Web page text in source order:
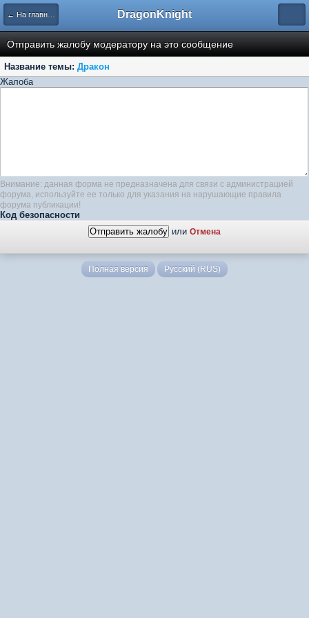
← На главную DragonKnight
Отправить жалобу модератору на это сообщение
Название темы: Дракон
Жалоба
Внимание: данная форма не предназначена для связи с администрацией
форума, используйте ее только для указания на нарушающие правила
форума публикации!
Код безопасности
или Отмена
Полная версия Русский (RUS)